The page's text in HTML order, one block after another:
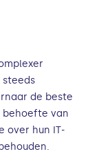
de beste
behoefte van
over hun IT-